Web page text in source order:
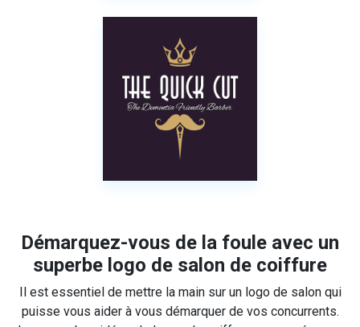
Démarquez-vous de la foule avec un
superbe logo de salon de coiffure
Il est essentiel de mettre la main sur un logo de salon qui
puisse vous aider à vous démarquer de vos concurrents.